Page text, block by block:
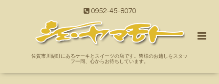
0952-45-8070
佐賀市川副町にあるケーキとスイーツの店です。皆様のお越しをスタッ
フ一同、心からお待ちしています。